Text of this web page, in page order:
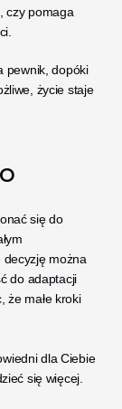
czy pomaga
pewnik, dopóki
życie staje
się do
można
do adaptacji
że małe kroki
dla Ciebie
się więcej.